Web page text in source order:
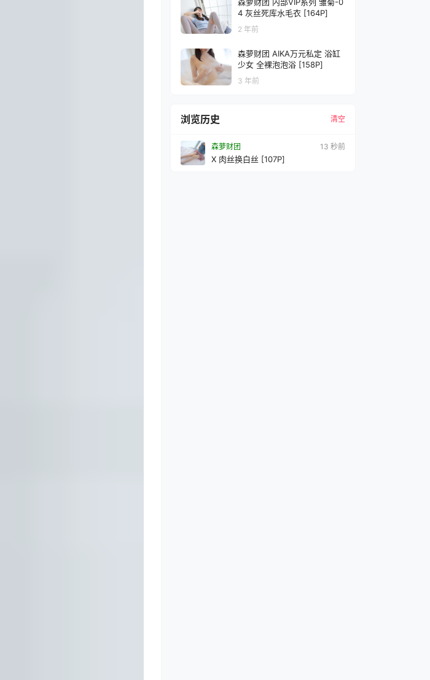
4 灰丝死库水毛衣 [164P]
2 年前
森萝财团 AIKA万元私定 浴缸
少女 全裸泡泡浴 [158P]
3 年前
浏览历史 清空
森萝财团 14 秒前
X 肉丝换白丝 [107P]